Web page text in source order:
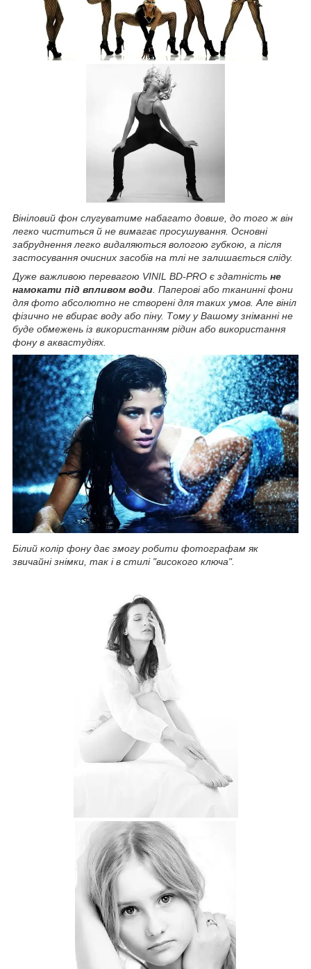
Вініловий фон слугуватиме набагато довше, до того ж він
легко чиститься й не вимагає просушування. Основні
забруднення легко видаляються вологою губкою, а після
застосування очисних засобів на тлі не залишається сліду.
Дуже важливою перевагою VINIL BD-PRO є здатність не
намокати під впливом води . Паперові або тканинні фони
для фото абсолютно не створені для таких умов. Але вініл
фізично не вбирає воду або піну. Тому у Вашому зніманні не
буде обмежень із використанням рідин або використання
фону в аквастудіях.
Білий колір фону дає змогу робити фотографам як
звичайні знімки, так і в стилі "високого ключа".